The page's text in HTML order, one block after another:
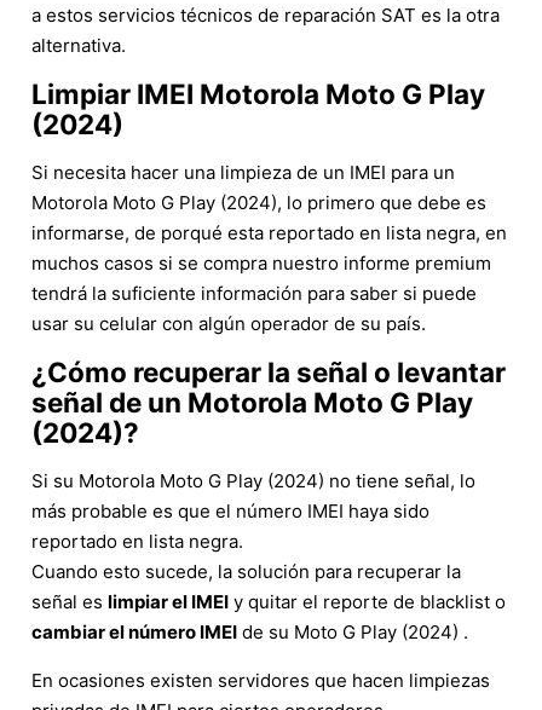
a estos servicios técnicos de reparación SAT es la otra
alternativa.
Limpiar IMEI Motorola Moto G Play
(2024)
Si necesita hacer una limpieza de un IMEI para un
Motorola Moto G Play (2024), lo primero que debe es
informarse, de porqué esta reportado en lista negra, en
muchos casos si se compra nuestro informe premium
tendrá la suficiente información para saber si puede
usar su celular con algún operador de su país.
¿Cómo recuperar la señal o levantar
señal de un Motorola Moto G Play
(2024)?
Si su Motorola Moto G Play (2024) no tiene señal, lo
más probable es que el número IMEI haya sido
reportado en lista negra.
Cuando esto sucede, la solución para recuperar la
señal es limpiar el IMEI y quitar el reporte de blacklist o
cambiar el número IMEI de su Moto G Play (2024) .
En ocasiones existen servidores que hacen limpiezas